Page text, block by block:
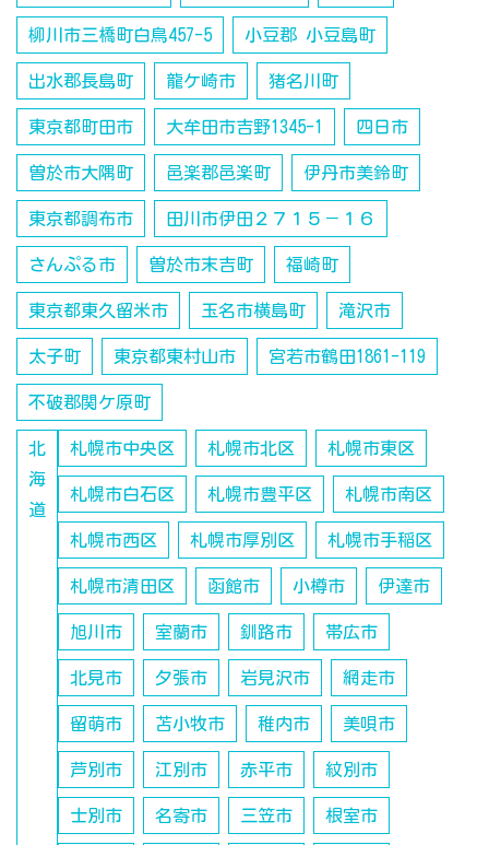
柳川市三橋町白鳥457-5 小豆郡 小豆島町
出水郡長島町 龍ケ崎市 猪名川町
東京都町田市 大牟田市吉野1345-1 四日市
曽於市大隅町 邑楽郡邑楽町 伊丹市美鈴町
東京都調布市 田川市伊田２７１５－１６
さんぷる市 曽於市末吉町 福崎町
東京都東久留米市 玉名市横島町 滝沢市
太子町 東京都東村山市 宮若市鶴田1861-119
不破郡関ケ原町
北
海
道
札幌市中央区 札幌市北区 札幌市東区
札幌市白石区 札幌市豊平区 札幌市南区
札幌市西区 札幌市厚別区 札幌市手稲区
札幌市清田区 函館市 小樽市 伊達市
旭川市 室蘭市 釧路市 帯広市
北見市 夕張市 岩見沢市 網走市
留萌市 苫小牧市 稚内市 美唄市
芦別市 江別市 赤平市 紋別市
士別市 名寄市 三笠市 根室市